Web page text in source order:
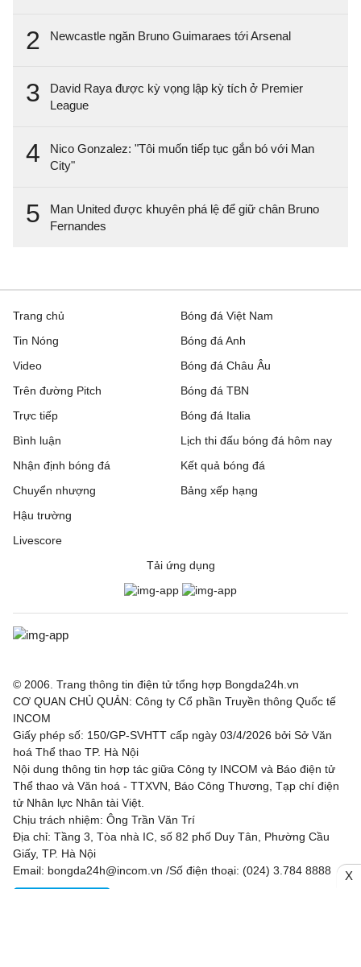
2 Newcastle ngăn Bruno Guimaraes tới Arsenal
3
David Raya được kỳ vọng lập kỳ tích ở Premier
League
4
Nico Gonzalez: "Tôi muốn tiếp tục gắn bó với Man
City"
5
Man United được khuyên phá lệ để giữ chân Bruno
Fernandes
Trang chủ
Tin Nóng
Video
Trên đường Pitch
Trực tiếp
Bóng đá Việt Nam
Bóng đá Anh
Bóng đá Châu Âu
Bóng đá TBN
Bóng đá Italia
Bình luận
Nhận định bóng đá
Chuyển nhượng
Hậu trường
Livescore
Lịch thi đấu bóng đá hôm nay
Kết quả bóng đá
Bảng xếp hạng
Tải ứng dụng
© 2006. Trang thông tin điện tử tổng hợp Bongda24h.vn
CƠ QUAN CHỦ QUẢN: Công ty Cổ phần Truyền thông Quốc tế
INCOM
Giấy phép số: 150/GP-SVHTT cấp ngày 03/4/2026 bởi Sở Văn
hoá Thể thao TP. Hà Nội
Nội dung thông tin hợp tác giữa Công ty INCOM và Báo điện tử
Thể thao và Văn hoá - TTXVN, Báo Công Thương, Tạp chí điện
tử Nhân lực Nhân tài Việt.
Chịu trách nhiệm: Ông Trần Văn Trí
Địa chỉ: Tầng 3, Tòa nhà IC, số 82 phố Duy Tân, Phường Cầu
Giấy, TP. Hà Nội
Email: bongda24h@incom.vn /Số điện thoại: (024) 3.784 8888
X